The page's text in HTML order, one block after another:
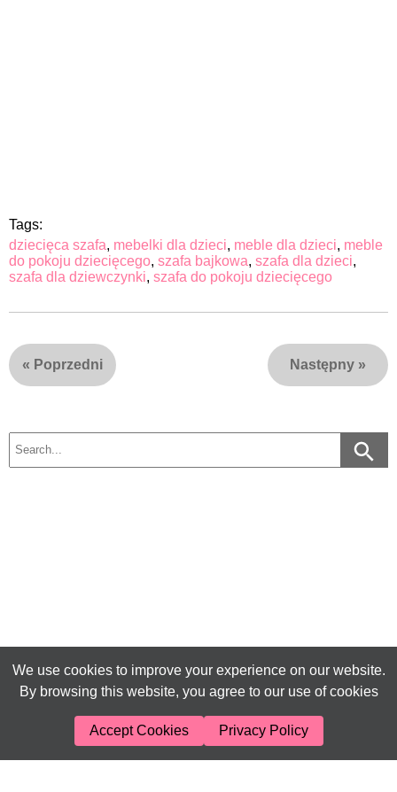
Tags:
dziecięca szafa, mebelki dla dzieci, meble dla dzieci, meble
do pokoju dziecięcego, szafa bajkowa, szafa dla dzieci,
szafa dla dziewczynki, szafa do pokoju dziecięcego
« Poprzedni Następny »
We use cookies to improve your experience on our website.
By browsing this website, you agree to our use of cookies
Accept Cookies Privacy Policy